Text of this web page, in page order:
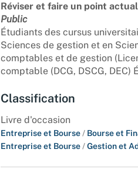
Réviser et faire un point
Public
Étudiants des cursus
Sciences de gestion et en
comptables et de gestion
comptable (DCG, DSCG,
Classification
Livre d'occasion
Entreprise et Bourse / Bourse et
Entreprise et Bourse /Gestion et